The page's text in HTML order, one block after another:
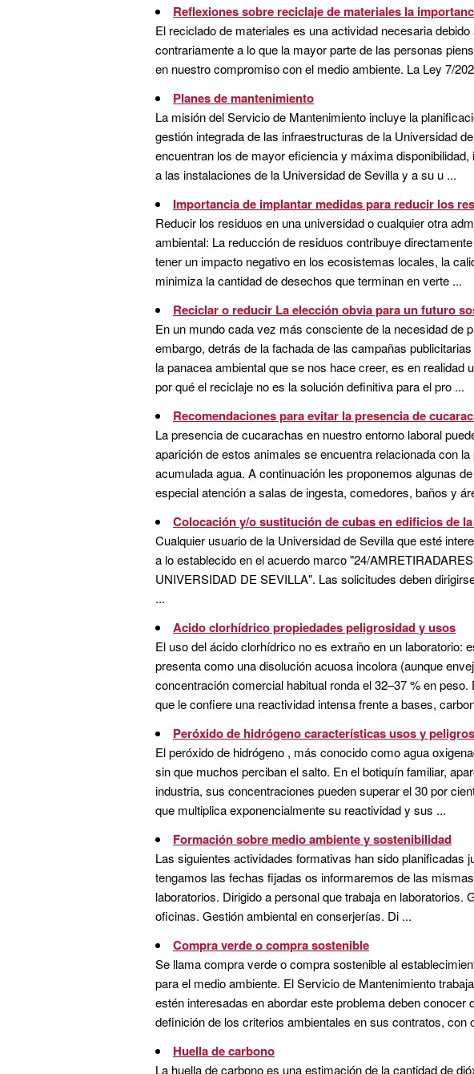
Reflexiones sobre reciclaje de materiales la
El reciclado de materiales es una actividad necesaria
contrariamente a lo que la mayor parte de las personas
en nuestro compromiso con el medio ambiente. La Ley 7/
Planes de mantenimiento
La misión del Servicio de Mantenimiento incluye la
gestión integrada de las infraestructuras de la Universidad
encuentran los de mayor eficiencia y máxima
a las instalaciones de la Universidad de Sevilla y a su u ...
Importancia de implantar medidas para reducir los
Reducir los residuos en una universidad o cualquier otra
ambiental: La reducción de residuos contribuye
tener un impacto negativo en los ecosistemas locales, la
minimiza la cantidad de desechos que terminan en verte ...
Reciclar o reducir La elección obvia para un futuro
En un mundo cada vez más consciente de la necesidad de
embargo, detrás de la fachada de las campañas
la panacea ambiental que se nos hace creer, es en
por qué el reciclaje no es la solución definitiva para el pro ...
Recomendaciones para evitar la presencia de
La presencia de cucarachas en nuestro entorno laboral
aparición de estos animales se encuentra relacionada con
acumulada agua. A continuación les proponemos algunas
especial atención a salas de ingesta, comedores, baños y
Colocación y/o sustitución de cubas en edificios de
Cualquier usuario de la Universidad de Sevilla que esté
a lo establecido en el acuerdo marco "24/
UNIVERSIDAD DE SEVILLA". Las solicitudes deben
...
Acido clorhídrico propiedades peligrosidad y usos
El uso del ácido clorhídrico no es extraño en un
presenta como una disolución acuosa incolora (aunque
concentración comercial habitual ronda el 32–37 % en
que le confiere una reactividad intensa frente a bases,
Peróxido de hidrógeno características usos y
El peróxido de hidrógeno , más conocido como agua
sin que muchos perciban el salto. En el botiquín familiar,
industria, sus concentraciones pueden superar el 30 por
que multiplica exponencialmente su reactividad y sus ...
Formación sobre medio ambiente y sostenibilidad
Las siguientes actividades formativas han sido planificadas
tengamos las fechas fijadas os informaremos de las
laboratorios. Dirigido a personal que trabaja en
oficinas. Gestión ambiental en conserjerías. Di ...
Compra verde o compra sostenible
Se llama compra verde o compra sostenible al
para el medio ambiente. El Servicio de Mantenimiento
estén interesadas en abordar este problema deben
definición de los criterios ambientales en sus contratos, con
Huella de carbono
La huella de carbono es una estimación de la cantidad de